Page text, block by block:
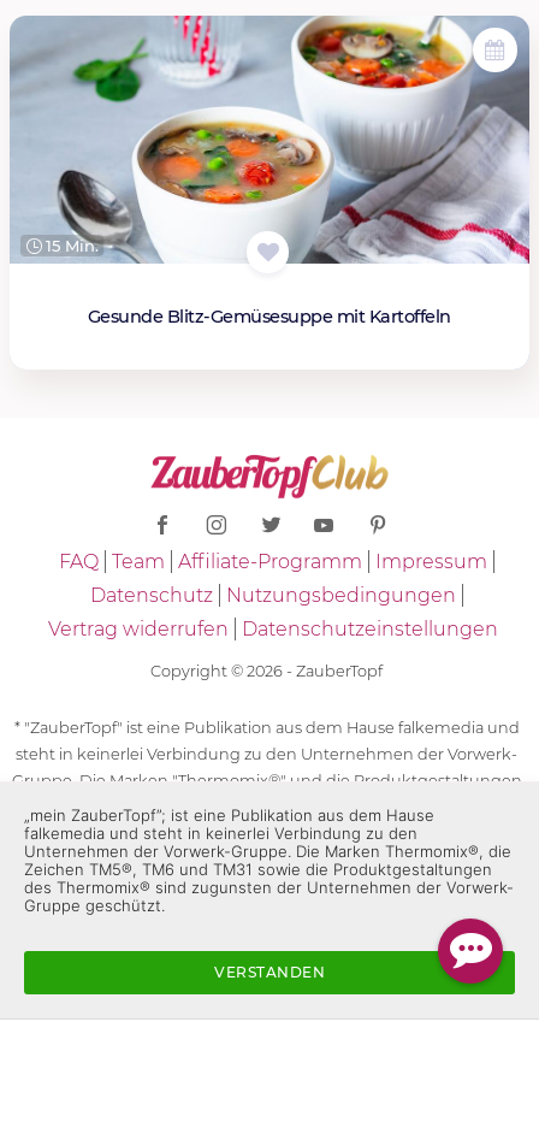
15 Min.
Gesunde Blitz-Gemüsesuppe mit Kartoffeln
FAQ Team Affiliate-Programm
Impressum
Datenschutz
Nutzungsbedingungen
Vertrag widerrufen
Datenschutzeinstellungen
Copyright © 2026 - ZauberTopf
* "ZauberTopf" ist eine Publikation aus dem Hause falkemedia und
steht in keinerlei Verbindung zu den Unternehmen der Vorwerk-
Gruppe. Die Marken "Thermomix®" und die Produktgestaltungen
des "Thermomix®" sind eingetragene Marken der Unternehmen
der Vorwerk-Gruppe. Die Marken Thermomix®, die Zeichen TM5®,
TM6 und TM31 sowie die Produktgestaltungen des Thermomix®
sind zugunsten der Unternehmen der Vorwerk-Gruppe
geschützt. Für die Rezeptangaben in "ZauberTopf" ist
„mein ZauberTopf”; ist eine Publikation aus dem Hause
falkemedia und steht in keinerlei Verbindung zu den
Unternehmen der Vorwerk-Gruppe. Die Marken Thermomix®, die
Zeichen TM5®, TM6 und TM31 sowie die Produktgestaltungen
des Thermomix® sind zugunsten der Unternehmen der Vorwerk-
Gruppe geschützt.
VERSTANDEN